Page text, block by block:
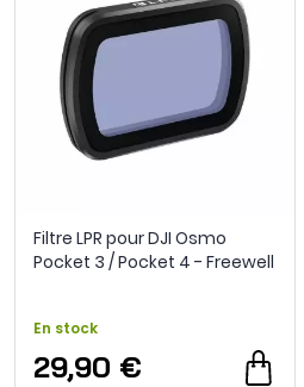
Filtre LPR pour DJI Osmo
Pocket 3 / Pocket 4 - Freewell
En stock
29,90 €